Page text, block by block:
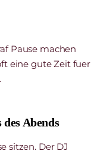
Pause machen
eine gute Zeit fuer
Abends
sitzen. Der DJ